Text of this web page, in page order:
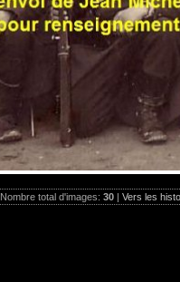
Nombre total d'images: 30 | Vers les